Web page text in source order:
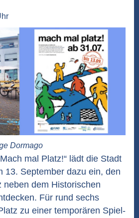
Dormago
mal Platz!“ lädt die Stadt
13. September dazu ein, den
neben dem Historischen
Für rund sechs
zu einer temporären Spiel-